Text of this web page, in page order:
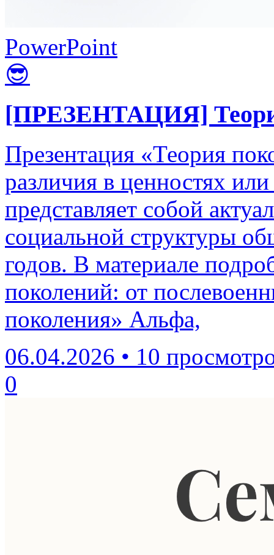
PowerPoint
😎
[ПРЕЗЕНТАЦИЯ]
Презентация «Теория
различия в ценностях
представляет собой
социальной структуры
годов. В материале
поколений: от
поколения» Альфа,
06.04.2026 • 10
0